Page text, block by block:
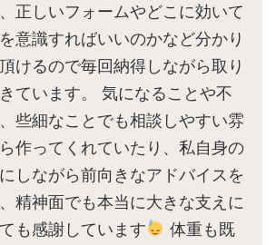
正しいフォームやどこに効いて
意識すればいいのかなど分かり
けるので毎回納得しながら取り
ています。 気になることや不
些細なことでも相談しやすい雰
作ってくれていたり、私自身の
しながら前向きなアドバイスを
精神面でも本当に大きな支えに
も感謝しています
体重も既